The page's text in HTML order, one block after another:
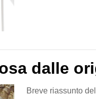
dalle
Breve riassunto